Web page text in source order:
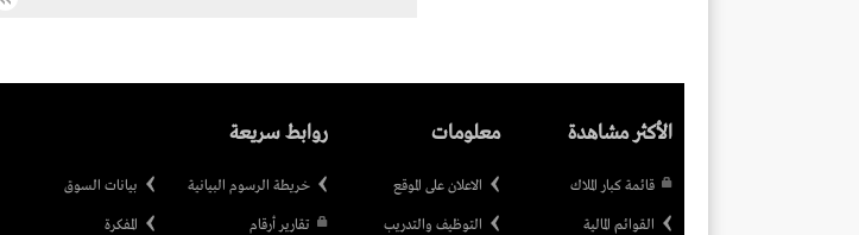
الأكثر مشاهدة
قائمة كبار الملاك
القوائم المالية
معلومات
الاعلان على الموقع
التوظيف والتدريب
روابط سريعة
خريطة الرسوم البيانية
تقارير أرقام
بيانات السوق
المفكرة